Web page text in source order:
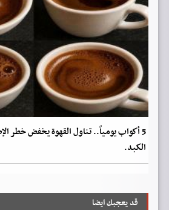
5 أكواب يومياً.. تناول القهوة يخفض خطر
الكبد.
قد يعجبك ايضا